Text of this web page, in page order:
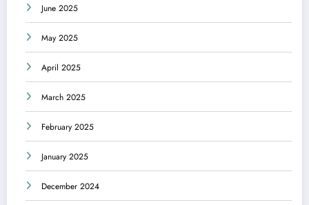
June 2025
May 2025
April 2025
March 2025
February 2025
January 2025
December 2024